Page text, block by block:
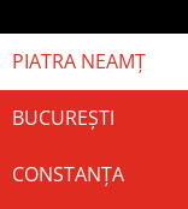
PIATRA NEAMȚ
BUCUREȘTI
CONSTANȚA